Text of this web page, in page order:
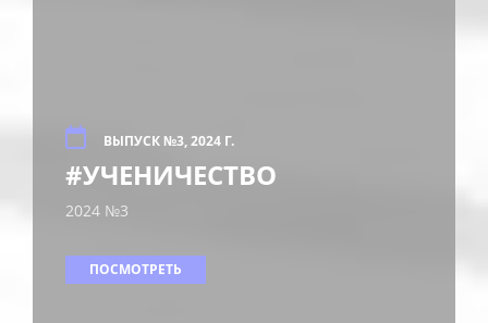
ВЫПУСК №3, 2024 Г.
#УЧЕНИЧЕСТВО
2024 №3
ПОСМОТРЕТЬ